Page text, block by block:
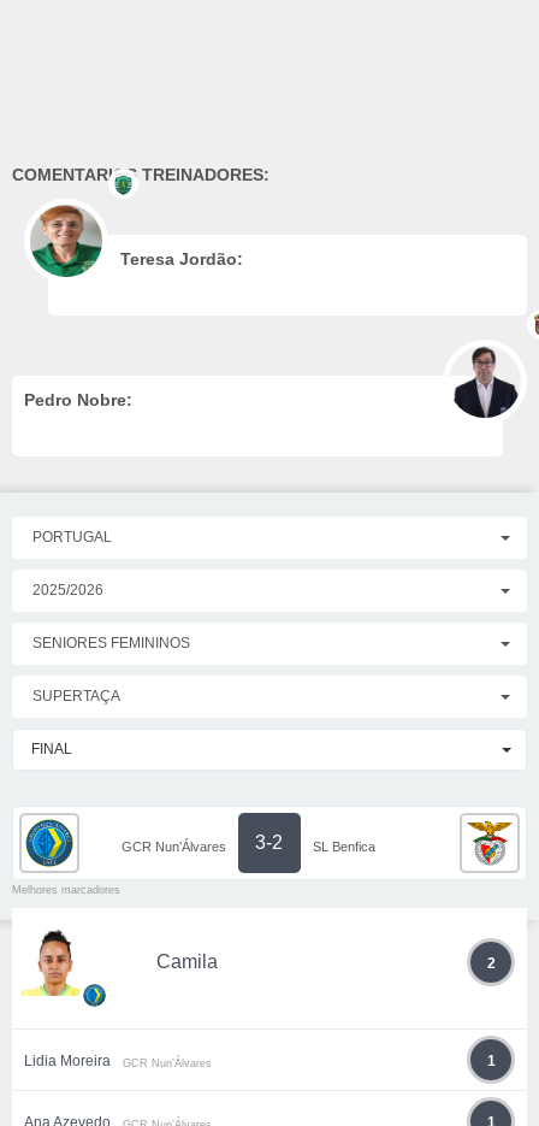
COMENTARIOS TREINADORES:
Teresa Jordão:
Pedro Nobre:
PORTUGAL
2025/2026
SENIORES FEMININOS
SUPERTAÇA
FINAL
GCR Nun’Álvares 3-2 SL Benfica
Melhores marcadores
Camila 2
Lidia Moreira GCR Nun’Álvares 1
Ana Azevedo 1